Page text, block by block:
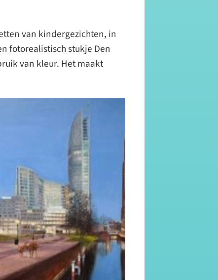
van kindergezichten, in
fotorealistisch stukje Den
van kleur. Het maakt